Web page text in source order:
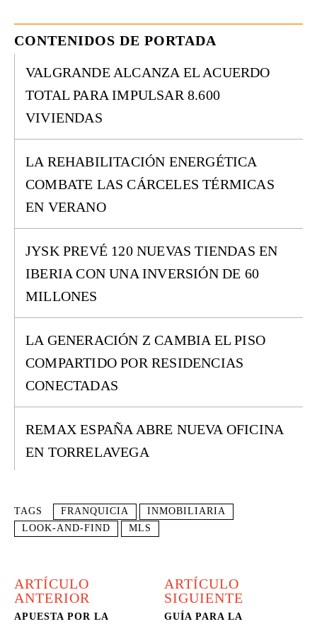
CONTENIDOS DE PORTADA
VALGRANDE ALCANZA EL ACUERDO
TOTAL PARA IMPULSAR 8.600
VIVIENDAS
LA REHABILITACIÓN ENERGÉTICA
COMBATE LAS CÁRCELES TÉRMICAS
EN VERANO
JYSK PREVÉ 120 NUEVAS TIENDAS EN
IBERIA CON UNA INVERSIÓN DE 60
MILLONES
LA GENERACIÓN Z CAMBIA EL PISO
COMPARTIDO POR RESIDENCIAS
CONECTADAS
REMAX ESPAÑA ABRE NUEVA OFICINA
EN TORRELAVEGA
TAGS FRANQUICIA
INMOBILIARIA
LOOK-AND-FIND
MLS
ARTÍCULO
ANTERIOR
APUESTA POR LA
ARTÍCULO
SIGUIENTE
GUÍA PARA LA